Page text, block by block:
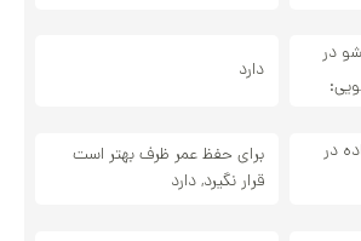
دارد
برای حفظ عمر ظرف بهتر است